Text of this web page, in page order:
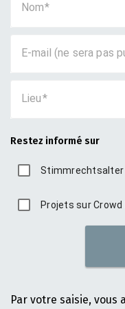
Nom
E-mail (ne sera pas
Lieu
Restez informé sur
Stimmrechtsalter
Projets sur Crowd
Par votre saisie, vous